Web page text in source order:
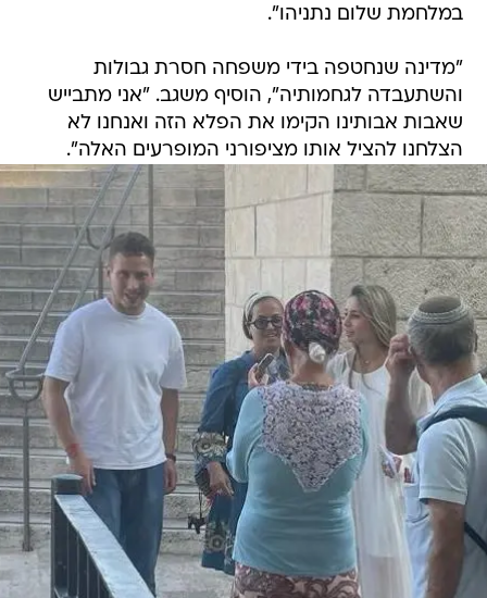
במלחמת שלום נתניהו".
"מדינה שנחטפה בידי משפחה חסרת גבולות
והשתעבדה לגחמותיה", הוסיף משגב. "אני מתבייש
שאבות אבותינו הקימו את הפלא הזה ואנחנו לא
הצלחנו להציל אותו מציפורני המופרעים האלה".